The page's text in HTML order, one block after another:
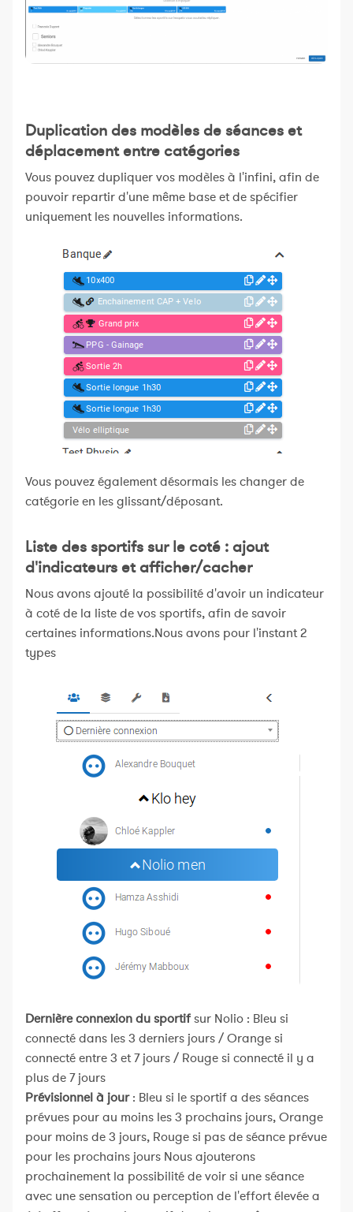
Duplication des modèles de séances et
déplacement entre catégories
Vous pouvez dupliquer vos modèles à l'infini, afin de
pouvoir repartir d'une même base et de spécifier
uniquement les nouvelles informations.
Vous pouvez également désormais les changer de
catégorie en les glissant/déposant.
Liste des sportifs sur le coté : ajout
d'indicateurs et afficher/cacher
Nous avons ajouté la possibilité d'avoir un indicateur
à coté de la liste de vos sportifs, afin de savoir
certaines informations.Nous avons pour l'instant 2
types
Dernière connexion du sportifsur Nolio : Bleu si
connecté dans les 3 derniers jours / Orange si
connecté entre 3 et 7 jours / Rouge si connecté il y a
plus de 7 jours
Prévisionnel à jour: Bleu si le sportif a des séances
prévues pour au moins les 3 prochains jours, Orange
pour moins de 3 jours, Rouge si pas de séance prévue
pour les prochains jours Nous ajouterons
prochainement la possibilité de voir si une séance
avec une sensation ou perception de l'effort élevée a